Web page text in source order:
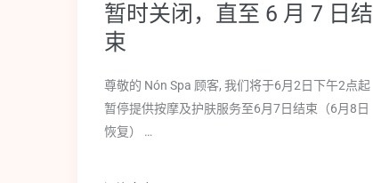
暂时关闭，直至 6 月 7 日结
束
尊敬的 Nón Spa 顾客, 我们将于6月2日下午2点起
暂停提供按摩及护肤服务至6月7日结束（6月8日
恢复） …